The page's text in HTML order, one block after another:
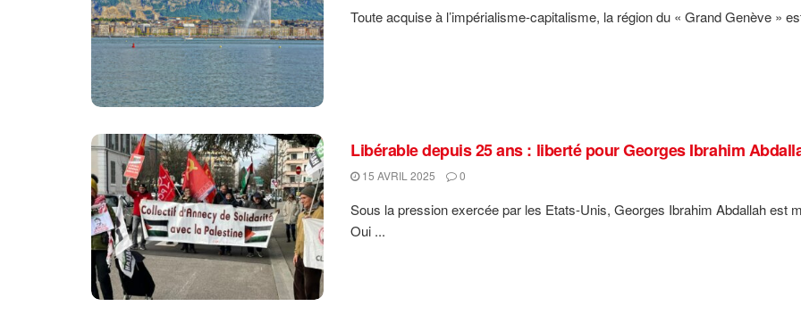
Toute acquise à l’impérialisme-capitalisme, la région du « Grand Genève »
Libérable depuis 25 ans : liberté pour Georges Ibrahim
15 AVRIL 2025 0
Sous la pression exercée par les Etats-Unis, Georges Ibrahim Abdallah est
Oui ...